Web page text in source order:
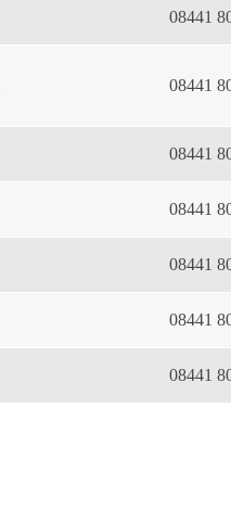
08441
08441
08441
08441
08441
08441
08441